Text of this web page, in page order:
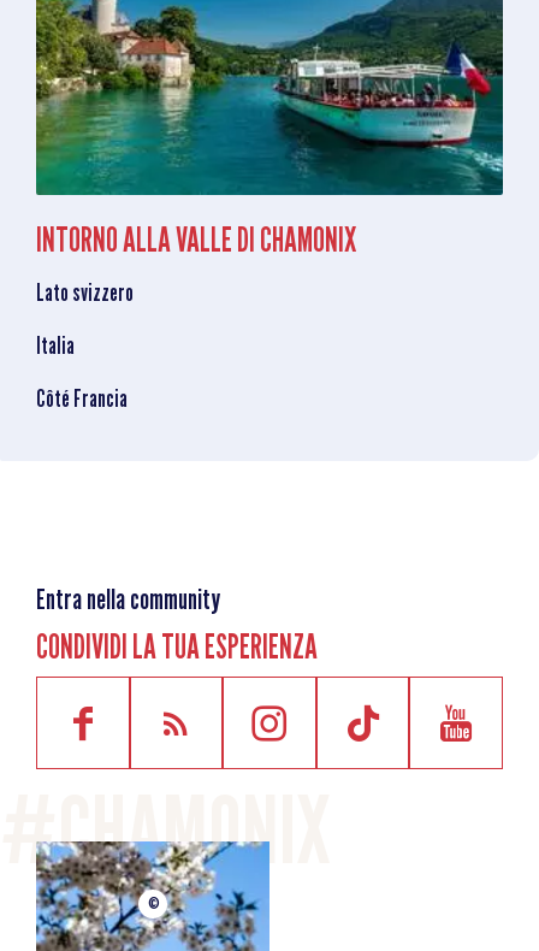
INTORNO ALLA VALLE DI CHAMONIX
Lato svizzero
Italia
Côté Francia
Entra nella community
CONDIVIDI LA TUA ESPERIENZA
©